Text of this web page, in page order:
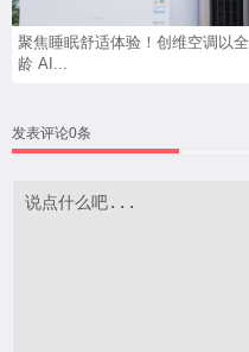
聚焦睡眠舒适体验！创维空调以全
龄 AI...
发表评论0条